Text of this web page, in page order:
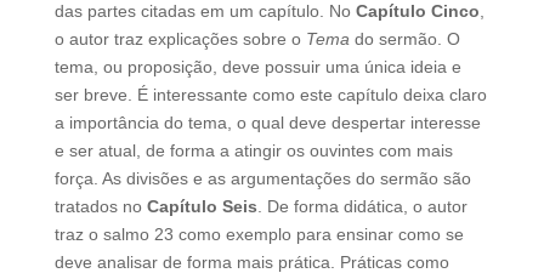
das partes citadas em um capítulo. No Capítulo Cinco
o autor traz explicações sobre o Tema do sermão. O
tema, ou proposição, deve possuir uma única ideia e
ser breve. É interessante como este capítulo deixa claro
a importância do tema, o qual deve despertar interesse
e ser atual, de forma a atingir os ouvintes com mais
força. As divisões e as argumentações do sermão são
tratados no Capítulo Seis . De forma didática, o autor
traz o salmo 23 como exemplo para ensinar como se
deve analisar de forma mais prática. Práticas como